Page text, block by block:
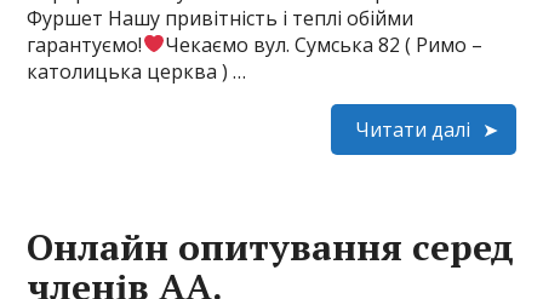
Фуршет Нашу привітність і теплі обійми
гарантуємо!
Чекаємо вул. Сумська 82 ( Римо –
католицька церква ) …
Читати далі
Онлайн опитування серед
членів АА.